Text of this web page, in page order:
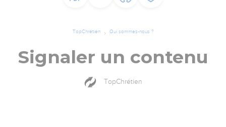
TopChrétien Qui sommes-nous ?
Signaler un contenu
TopChrétien